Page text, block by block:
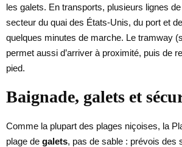
les galets. En transports, plusieurs lignes
secteur du quai des États-Unis, du port et
quelques minutes de marche. Le tramway
permet aussi d’arriver à proximité, puis de
pied.
Baignade, galets et
Comme la plupart des plages niçoises, la
plage de galets, pas de sable : prévois des